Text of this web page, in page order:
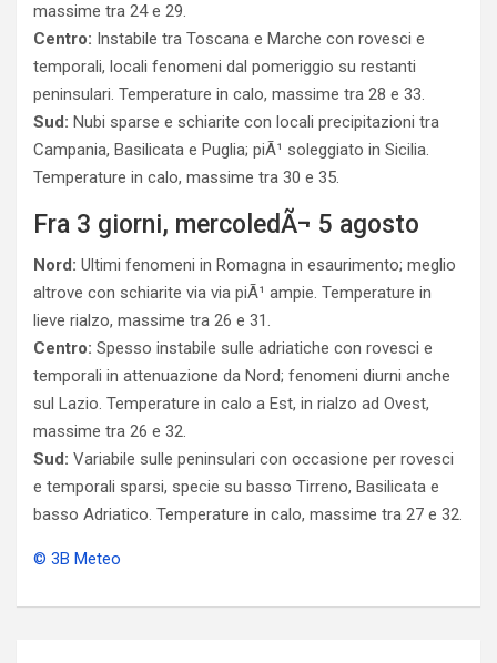
massime tra 24 e 29.
Centro: Instabile tra Toscana e Marche con rovesci e
temporali, locali fenomeni dal pomeriggio su restanti
peninsulari. Temperature in calo, massime tra 28 e 33.
Sud: Nubi sparse e schiarite con locali precipitazioni tra
Campania, Basilicata e Puglia; piÃ¹ soleggiato in Sicilia.
Temperature in calo, massime tra 30 e 35.
Fra 3 giorni, mercoledÃ¬ 5 agosto
Nord: Ultimi fenomeni in Romagna in esaurimento; meglio
altrove con schiarite via via piÃ¹ ampie. Temperature in
lieve rialzo, massime tra 26 e 31.
Centro: Spesso instabile sulle adriatiche con rovesci e
temporali in attenuazione da Nord; fenomeni diurni anche
sul Lazio. Temperature in calo a Est, in rialzo ad Ovest,
massime tra 26 e 32.
Sud: Variabile sulle peninsulari con occasione per rovesci
e temporali sparsi, specie su basso Tirreno, Basilicata e
basso Adriatico. Temperature in calo, massime tra 27 e 32.
© 3B Meteo